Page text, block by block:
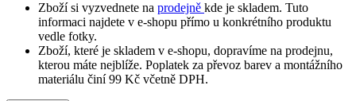
Zboží si vyzvednete na prodejně kde je skladem. Tuto
informaci najdete v e-shopu přímo u konkrétního produktu
vedle fotky.
Zboží, které je skladem v e-shopu, dopravíme na prodejnu,
kterou máte nejblíže. Poplatek za převoz barev a montážního
materiálu činí 99 Kč včetně DPH.